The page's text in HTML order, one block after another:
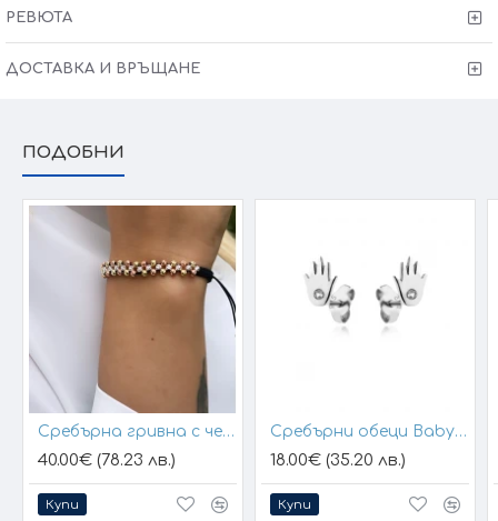
·Сертификат
· Тест и прегледпреди заплащане!
РЕВЮТА
ДОСТАВКА И ВРЪЩАНЕ
ПОДОБНИ
Сребърна гривна с черен конец и позлатени топчета
40.00€ (78.23 лв.)
Купи
Сребърни обеци Baby Hands
18.00€ (35.20 лв.)
Купи